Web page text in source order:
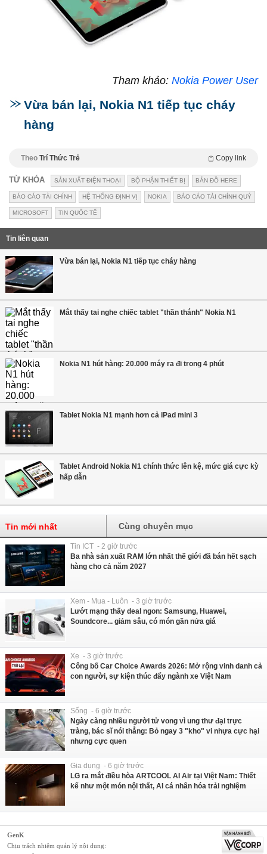
Tham khảo: Nokia Power User
Vừa bán lại, Nokia N1 tiếp tục cháy
hàng
Theo Trí Thức Trẻ Copy link
TỪ KHÓA SẢN XUẤT ĐIỆN THOẠI BỘ PHẬN THIẾT BỊ BẢN ĐỒ HERE
BÁO CÁO TÀI CHÍNH HỆ THỐNG ĐỊNH VỊ NOKIA BÁO CÁO TÀI CHÍNH QUÝ
MICROSOFT TIN QUỐC TẾ
Tin liên quan
Vừa bán lại, Nokia N1 tiếp tục cháy hàng
Mắt thấy tai nghe chiếc tablet "thần thánh" Nokia N1
Nokia N1 hút hàng: 20.000 máy ra đi trong 4 phút
Tablet Nokia N1 mạnh hơn cả iPad mini 3
Tablet Android Nokia N1 chính thức lên kệ, mức giá cực kỳ
hấp dẫn
Tin mới nhất Cùng chuyên mục
Tin ICT - 2 giờ trước
Ba nhà sản xuất RAM lớn nhất thế giới đã bán hết sạch
hàng cho cả năm 2027
Xem - Mua - Luôn - 3 giờ trước
Lướt mạng thấy deal ngon: Samsung, Huawei,
Soundcore... giảm sâu, có món gần nửa giá
Xe - 3 giờ trước
Công bố Car Choice Awards 2026: Mở rộng vinh danh cả
con người, sự kiện thúc đẩy ngành xe Việt Nam
Sống - 6 giờ trước
Ngày càng nhiều người tử vong vì ung thư đại trực
tràng, bác sĩ nói thẳng: Bỏ ngay 3 "kho" vi nhựa cực hại
nhưng cực quen
Gia dụng - 6 giờ trước
LG ra mắt điều hòa ARTCOOL AI Air tại Việt Nam: Thiết
kế như một món nội thất, AI cá nhân hóa trải nghiệm
GenK
Chịu trách nhiệm quản lý nội dung: